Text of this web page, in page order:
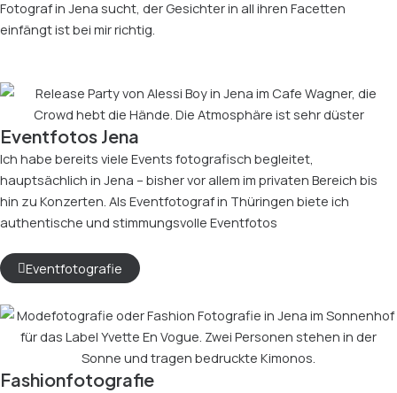
Fotograf in Jena sucht, der Gesichter in all ihren Facetten
einfängt ist bei mir richtig.
Eventfotos Jena
Ich habe bereits viele Events fotografisch begleitet,
hauptsächlich in Jena – bisher vor allem im privaten Bereich bis
hin zu Konzerten. Als Eventfotograf in Thüringen biete ich
authentische und stimmungsvolle Eventfotos
Eventfotografie
Fashionfotografie